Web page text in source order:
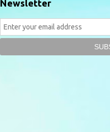
Newsletter